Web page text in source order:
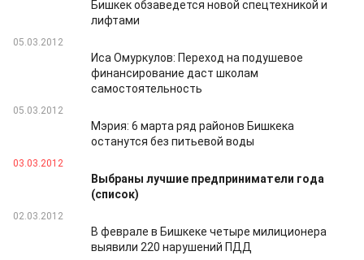
Бишкек обзаведется новой спецтехникой и
лифтами
05.03.2012
Иса Омуркулов: Переход на подушевое
финансирование даст школам
самостоятельность
05.03.2012
Мэрия: 6 марта ряд районов Бишкека
останутся без питьевой воды
03.03.2012
Выбраны лучшие предприниматели года
(список)
02.03.2012
В феврале в Бишкеке четыре милиционера
выявили 220 нарушений ПДД